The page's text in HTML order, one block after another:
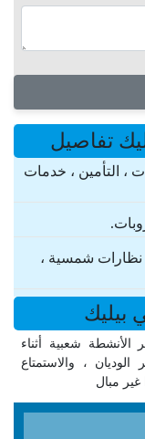
تفاصيل
، التأمين ، خدمات
شمسية ،
شعبية أثناء
، والاستمتاع
غير مبال